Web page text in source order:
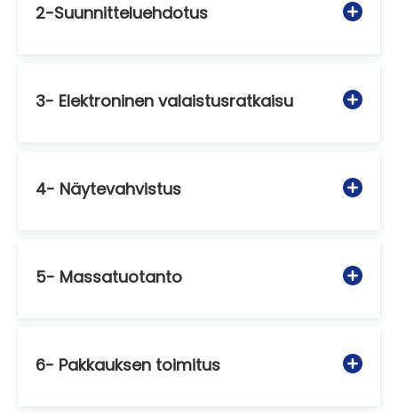
2-Suunnitteluehdotus
3- Elektroninen valaistusratkaisu
4- Näytevahvistus
5- Massatuotanto
6- Pakkauksen toimitus